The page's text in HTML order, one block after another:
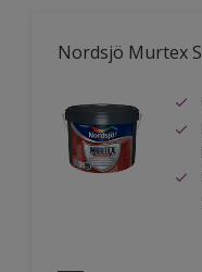
Nordsjö Murtex